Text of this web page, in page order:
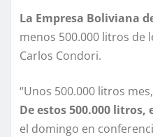
La Empresa Boliviana
menos 500.000 litros de
Carlos Condori.
“Unos 500.000 litros
De estos 500.000
el domingo en